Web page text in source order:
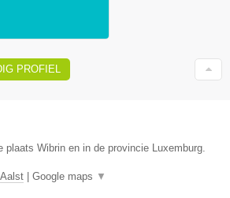
PROFIEL
plaats Wibrin en in de provincie Luxemburg.
Aalst | Google maps ▼